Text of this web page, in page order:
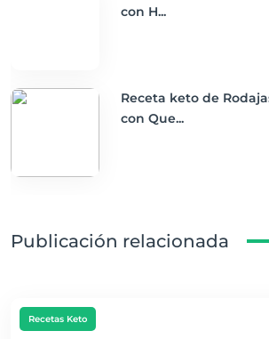
con H...
Receta keto de
con Que...
Publicación relacionada
Recetas Keto